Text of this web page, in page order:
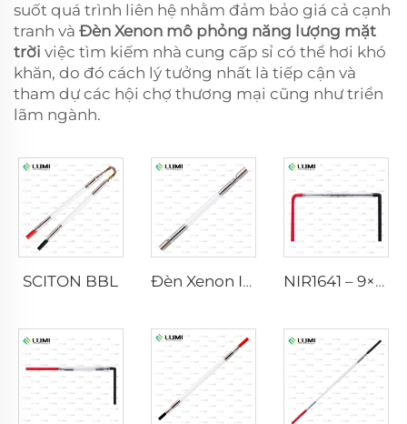
suốt quá trình liên hệ nhằm đảm bảo giá cả cạnh
tranh và Đèn Xenon mô phỏng năng lượng mặt
trời việc tìm kiếm nhà cung cấp sỉ có thể hơi khó
khăn, do đó cách lý tưởng nhất là tiếp cận và
tham dự các hội chợ thương mại cũng như triển
lãm ngành.
SCITON BBL Đèn Xenon IPL P1640 – 7×47×110 mm NIR1641 – 9×45×110 mm